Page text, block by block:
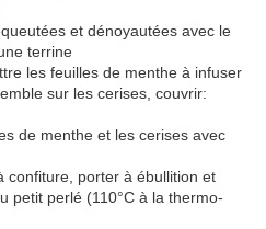
et dénoyautées avec le
terrine
les feuilles de menthe à infuser
sur les cerises, couvrir:
de menthe et les cerises avec
confiture, porter à ébullition et
petit perlé (110°C à la thermo-